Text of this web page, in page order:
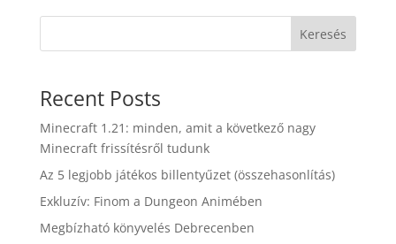
Keresés
Recent Posts
Minecraft 1.21: minden, amit a következő nagy
Minecraft frissítésről tudunk
Az 5 legjobb játékos billentyűzet (összehasonlítás)
Exkluzív: Finom a Dungeon Animében
Megbízható könyvelés Debrecenben